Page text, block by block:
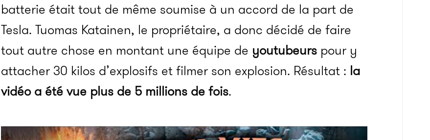
batterie était tout de même soumise à un accord de la part de
Tesla. Tuomas Katainen, le propriétaire, a donc décidé de faire
tout autre chose en montant une équipe de youtubeurs pour y
attacher 30 kilos d’explosifs et filmer son explosion. Résultat : la
vidéo a été vue plus de 5 millions de fois.